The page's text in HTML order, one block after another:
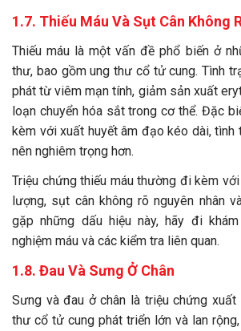
1.7. Thiếu Máu Và Sụt Cân Không
Thiếu máu là một vấn đề phổ biến ở
thư, bao gồm ung thư cổ tử cung. Tình
phát từ viêm mạn tính, giảm sản xuất
loạn chuyển hóa sắt trong cơ thể. Đặc
kèm với xuất huyết âm đạo kéo dài, tình
nên nghiêm trọng hơn.
Triệu chứng thiếu máu thường đi kèm
lượng, sụt cân không rõ nguyên nhân
gặp những dấu hiệu này, hãy đi
nghiệm máu và các kiểm tra liên quan.
1.8. Đau Và Sưng Ở Chân
Sưng và đau ở chân là triệu chứng xuất
thư cổ tử cung phát triển lớn và lan